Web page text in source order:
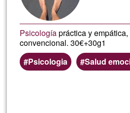
Psicologíapráctica y
convencional. 30€+30g1
Psicologia
Salud